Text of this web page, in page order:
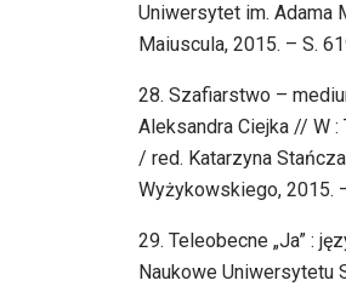
Uniwersytet im. Adama
Maiuscula, 2015. – S.
28. Szafiarstwo –
Aleksandra Ciejka // W
/ red. Katarzyna
Wyżykowskiego, 2015.
29. Teleobecne „Ja” :
Naukowe Uniwersytetu